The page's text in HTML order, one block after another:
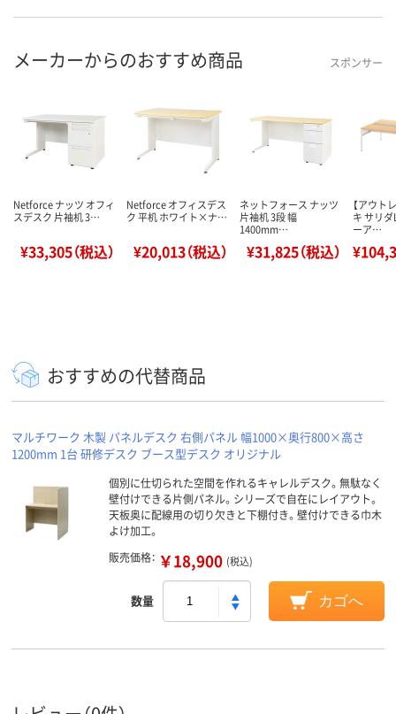
メーカーからのおすすめ商品 スポンサー
Netforce ナッツ オフィ
スデスク 片袖机 3…
¥33,305（税込）
Netforce オフィスデス
ク 平机 ホワイト×ナ…
¥20,013（税込）
ネットフォース ナッツ
片袖机 3段 幅
1400mm…
¥31,825（税込）
【アウト
キ サリ
ーア…
おすすめの代替商品
マルチワーク 木製 パネルデスク 右側パネル 幅1000×奥行800×高さ
1200mm 1台 研修デスク ブース型デスク オリジナル
個別に仕切られた空間を作れるキャレルデスク。無駄なく
壁付けできる片側パネル。シリーズで自在にレイアウト。
天板奥に配線用の切り欠きと下棚付き。壁付けできる巾木
よけ加工。
販売価格： ￥18,900 (税込)
数量 カゴへ